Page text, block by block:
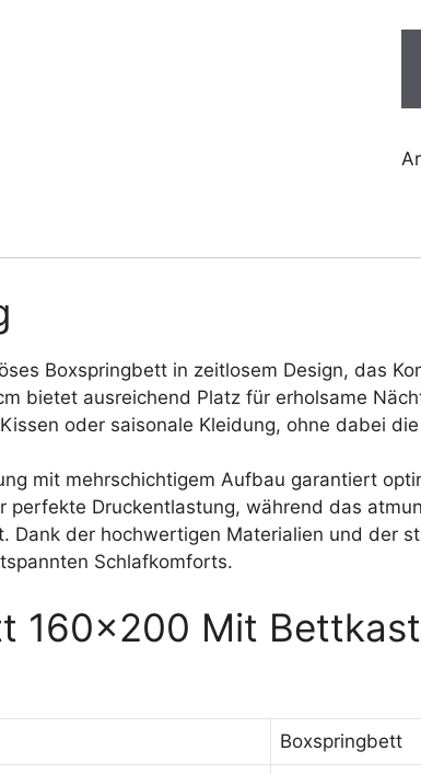
Boxspringbett in zeitlosem Design, das
bietet ausreichend Platz für erholsame
oder saisonale Kleidung, ohne dabei
mit mehrschichtigem Aufbau garantiert
perfekte Druckentlastung, während das
Dank der hochwertigen Materialien und der
Schlafkomforts.
160×200 Mit
Boxspringbett